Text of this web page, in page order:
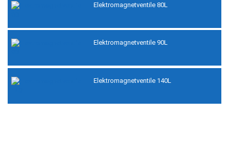
Elektromagnetventile 80L
Elektromagnetventile 90L
Elektromagnetventile 140L